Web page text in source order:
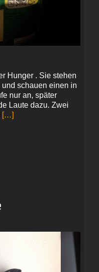
Hunger . Sie stehen
schauen einen in
nur an, später
Laute dazu. Zwei
[…]